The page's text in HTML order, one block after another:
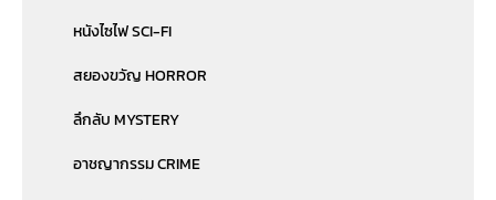
หนังไซไฟ SCI-FI
สยองขวัญ HORROR
ลึกลับ MYSTERY
อาชญากรรม CRIME